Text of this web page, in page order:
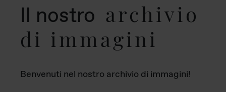
Il nostro archivio
di immagini
Benvenuti nel nostro archivio di immagini!